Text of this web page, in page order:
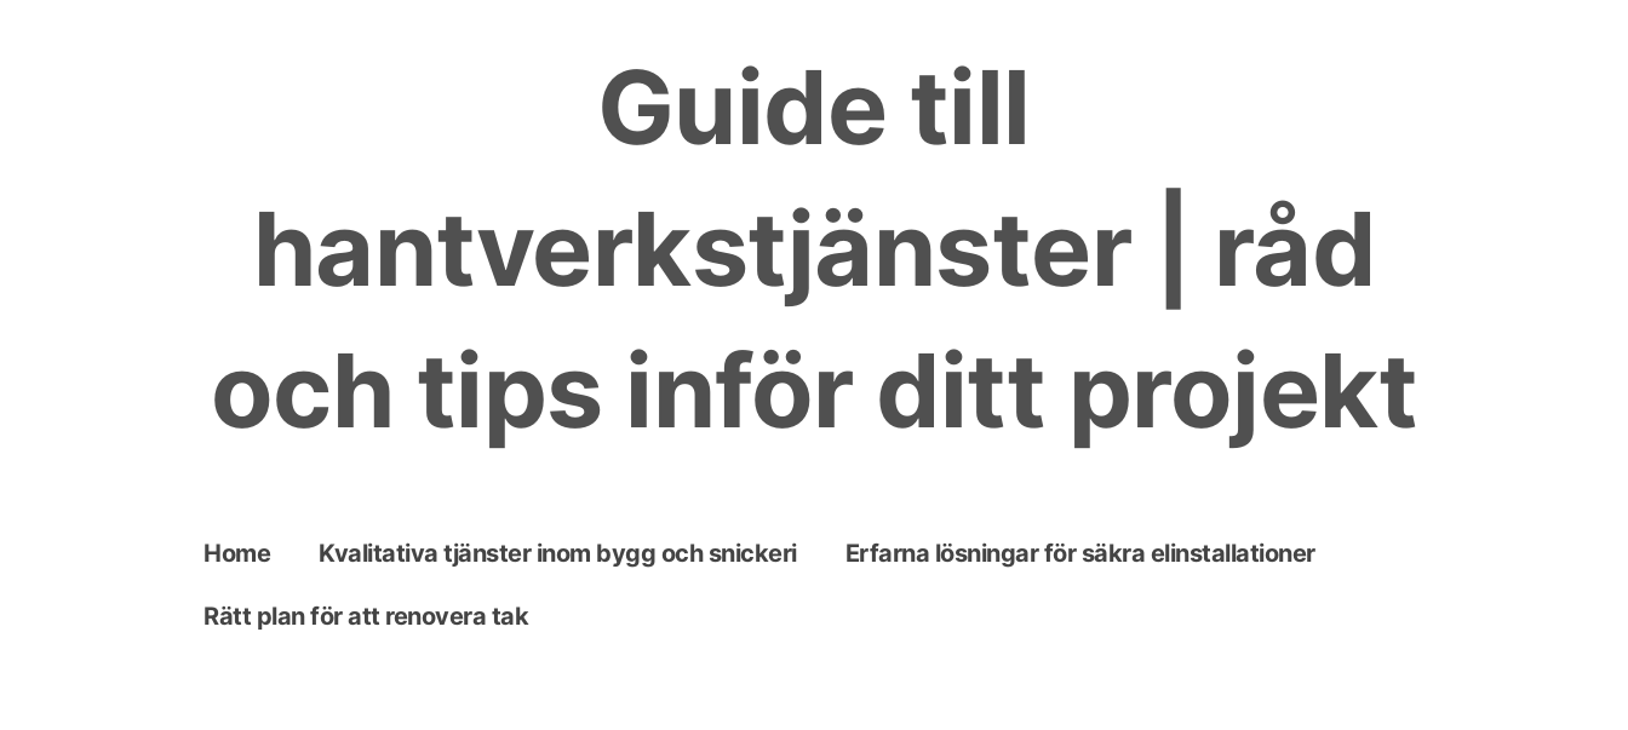
Guide till
hantverkstjänster | råd
och tips inför ditt projekt
Home Kvalitativa tjänster inom bygg och snickeri Erfarna lösningar för säkra elinstallationer
Rätt plan för att renovera tak